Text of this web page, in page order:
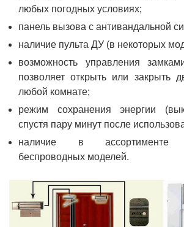
любых погодных условиях;
панель вызова с антивандальной
наличие пульта ДУ (в некоторых
возможность управления
позволяет открыть или закрыть
любой комнате;
режим сохранения энергии
спустя пару минут после
наличие в ассортименте
беспроводных моделей.